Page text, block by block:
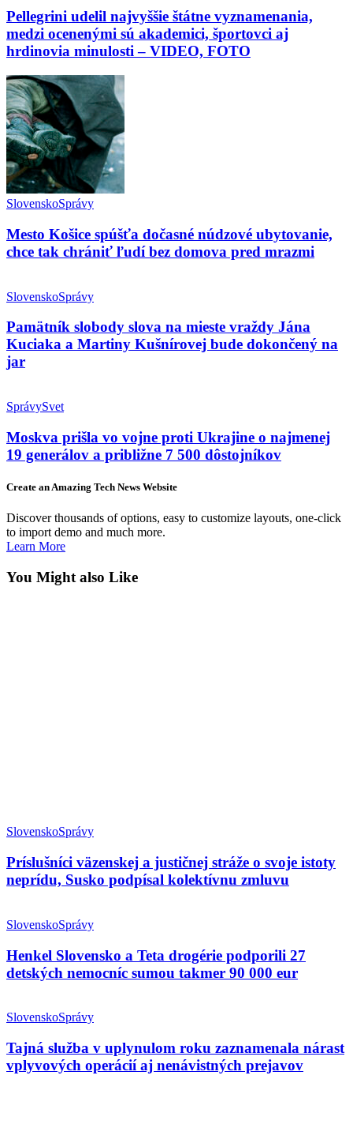
Pellegrini udelil najvyššie štátne vyznamenania,
medzi ocenenými sú akademici, športovci aj
hrdinovia minulosti – VIDEO, FOTO
SlovenskoSprávy
Mesto Košice spúšťa dočasné núdzové ubytovanie,
chce tak chrániť ľudí bez domova pred mrazmi
SlovenskoSprávy
Pamätník slobody slova na mieste vraždy Jána
Kuciaka a Martiny Kušnírovej bude dokončený na
jar
SprávySvet
Moskva prišla vo vojne proti Ukrajine o najmenej
19 generálov a približne 7 500 dôstojníkov
Create an Amazing Tech News Website
Discover thousands of options, easy to customize layouts, one-click
to import demo and much more.
Learn More
You Might also Like
SlovenskoSprávy
Príslušníci väzenskej a justičnej stráže o svoje istoty
neprídu, Susko podpísal kolektívnu zmluvu
SlovenskoSprávy
Henkel Slovensko a Teta drogérie podporili 27
detských nemocníc sumou takmer 90 000 eur
SlovenskoSprávy
Tajná služba v uplynulom roku zaznamenala nárast
vplyvových operácií aj nenávistných prejavov